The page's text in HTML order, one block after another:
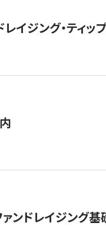
レイジング・テ
ンドレイジング基